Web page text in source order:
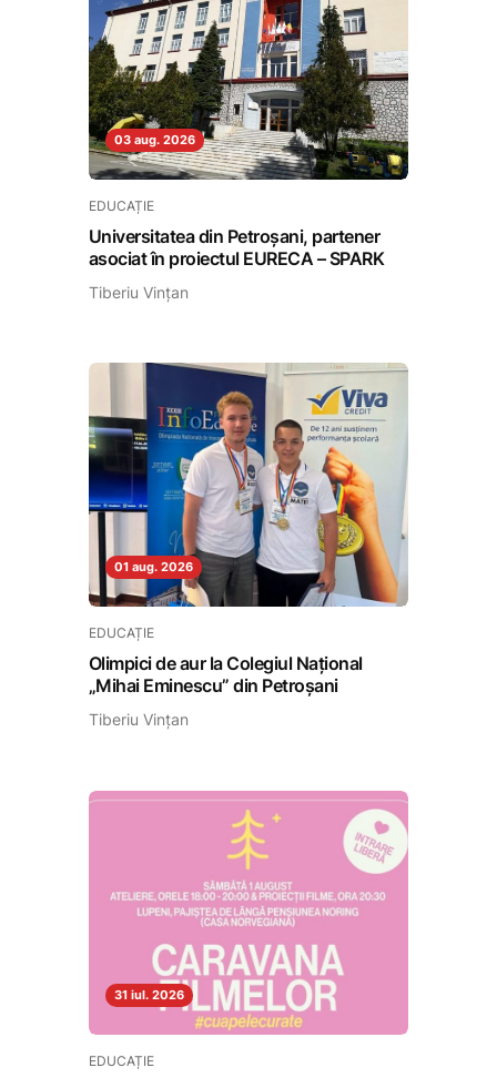
03 aug. 2026
EDUCAȚIE
Universitatea din Petroșani, partener
asociat în proiectul EURECA – SPARK
Tiberiu Vințan
01 aug. 2026
EDUCAȚIE
Olimpici de aur la Colegiul Național
„Mihai Eminescu” din Petroșani
Tiberiu Vințan
31 iul. 2026
EDUCAȚIE